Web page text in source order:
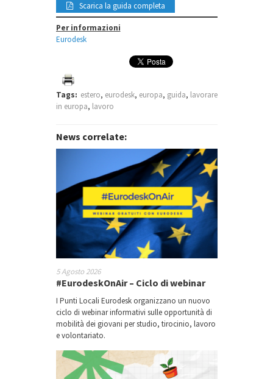
Scarica la guida completa
Per informazioni
Eurodesk
Tags: estero, eurodesk, europa, guida, lavorare
in europa, lavoro
News correlate:
5 Agosto 2026
#EurodeskOnAir – Ciclo di webinar
I Punti Locali Eurodesk organizzano un nuovo
ciclo di webinar informativi sulle opportunità di
mobilità dei giovani per studio, tirocinio, lavoro
e volontariato.